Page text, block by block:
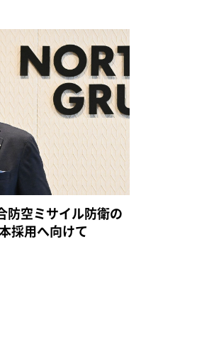
防空ミサイル防衛の
採用へ向けて